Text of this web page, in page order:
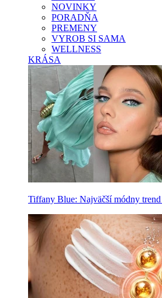
NOVINKY
PORADŇA
PREMENY
VYROB SI SAMA
WELLNESS
KRÁSA
Tiffany Blue: Najväčší módny